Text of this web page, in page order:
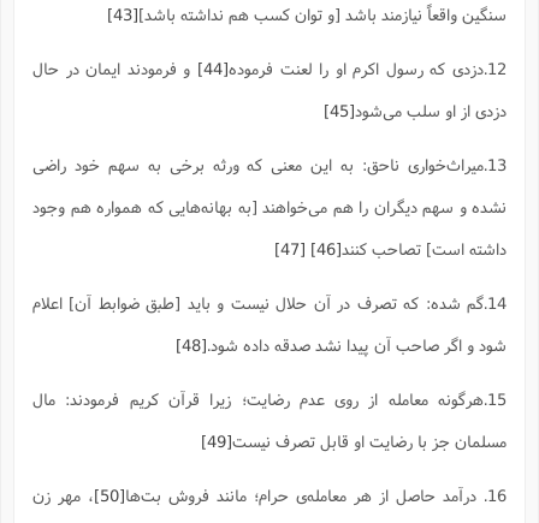
سنگین واقعاً نیازمند باشد [و توان کسب هم نداشته باشد][43]
12.دزدی که رسول اکرم او را لعنت فرموده [44]
و فرمودند ایمان در حال
دزدی از او سلب می‌شود[45]
13.میراث‌خواری ناحق:‌ به این معنی که ورثه برخی به سهم خود راضی
نشده و سهم دیگران را هم می‌خواهند [به بهانه‌هایی که همواره هم وجود
داشته است] تصاحب کنند[46]
14.گم شده: که تصرف در آن حلال نیست و باید [طبق ضوابط آن] اعلام
شود و اگر صاحب آن پیدا نشد صدقه داده شود.[48]
15.هرگونه معامله از روی عدم رضایت؛ زیرا قرآن کریم فرمودند: مال
مسلمان جز با رضایت او قابل تصرف نیست[49]
16. درآمد حاصل از هر معامله‌ی حرام؛ مانند فروش بت‌ها [50]
، مهر زن